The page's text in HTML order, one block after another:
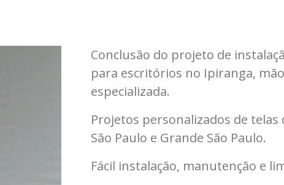
Conclusão do projeto de
para escritórios no Ipiranga,
especializada.
Projetos personalizados de
São Paulo e Grande São Paulo.
Fácil instalação, manutenção e